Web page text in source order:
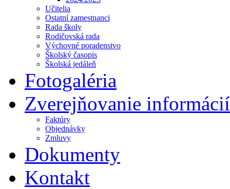
Učitelia
Ostatní zamestnanci
Rada školy
Rodičovská rada
Výchovné poradenstvo
Školský časopis
Školská jedáleň
Fotogaléria
Zverejňovanie informácií
Faktúry
Objednávky
Zmluvy
Dokumenty
Kontakt